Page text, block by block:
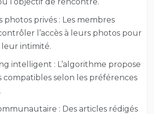
photos privés : Les membres
l’accès à leurs photos pour
intimité.
intelligent : L’algorithme propose
compatibles selon les préférences
: Des articles rédigés